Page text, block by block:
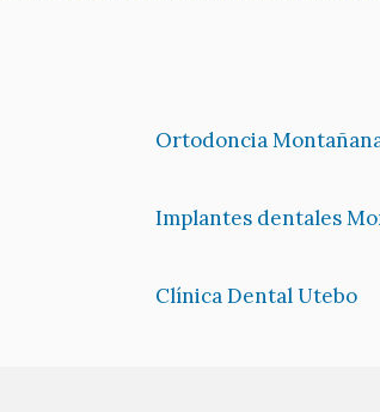
Ortodoncia
Implantes dentales
Clínica Dental Utebo